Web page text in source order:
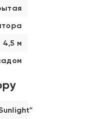
4,5 м